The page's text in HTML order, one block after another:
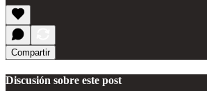
Compartir
Discusión sobre este post